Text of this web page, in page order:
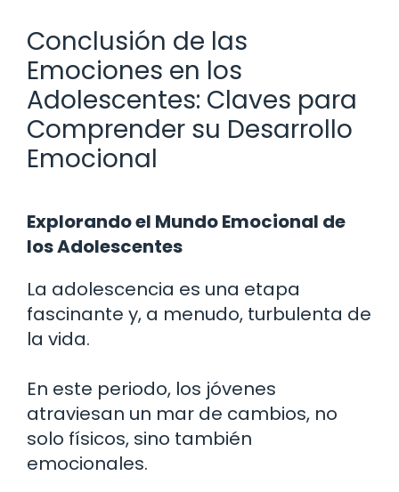
Conclusión de las
Emociones en los
Adolescentes: Claves para
Comprender su Desarrollo
Emocional
Explorando el Mundo Emocional de
los Adolescentes
La adolescencia es una etapa
fascinante y, a menudo, turbulenta de
la vida.
En este periodo, los jóvenes
atraviesan un mar de cambios, no
solo físicos, sino también
emocionales.